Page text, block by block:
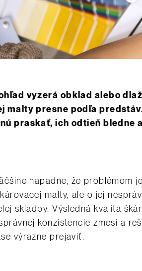
vyzerá obklad alebo
malty presne podľa
praskať, ich odtieň bledne
napadne, že problémom
malty, ale o jej
skladby. Výsledná kvalita
konzistencie zmesi a
výrazne prejaviť.